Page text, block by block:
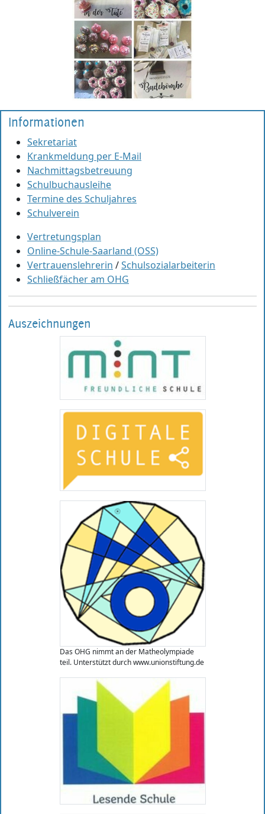
Informationen
Sekretariat
Krankmeldung per E-Mail
Nachmittagsbetreuung
Schulbuchausleihe
Termine des Schuljahres
Schulverein
Vertretungsplan
Online-Schule-Saarland (OSS)
Vertrauenslehrerin /Schulsozialarbeiterin
Schließfächer am OHG
Auszeichnungen
Das OHG nimmt an der Matheolympiade
teil. Unterstützt durch www.unionstiftung.de